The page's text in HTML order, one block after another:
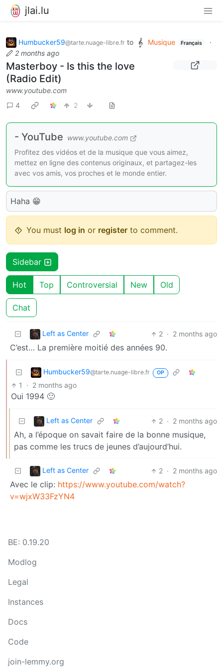
jlai.lu
Humbucker59@tarte.nuage-libre.fr to Musique Français
·
2 months ago
Masterboy - Is this the love
(Radio Edit)
www.youtube.com
4
2
- YouTube www.youtube.com
Profitez des vidéos et de la musique que vous aimez,
mettez en ligne des contenus originaux, et partagez-les
avec vos amis, vos proches et le monde entier.
Haha 😁
You must log in or register to comment.
Sidebar
Hot Top Controversial New Old
Chat
Left as Center 2 · 2 months ago
C’est… La première moitié des années 90.
Humbucker59@tarte.nuage-libre.fr OP
1 · 2 months ago
Oui 1994 🙂
Left as Center 2 · 2 months ago
Ah, a l’époque on savait faire de la bonne musique,
pas comme les trucs de jeunes d’aujourd’hui.
Left as Center 2 · 2 months ago
Avec le clip: https://www.youtube.com/watch?
v=wjxW33FzYN4
BE: 0.19.20
Modlog
Legal
Instances
Docs
Code
join-lemmy.org